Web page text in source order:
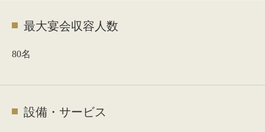
最大宴会収容人数
80名
設備・サービス